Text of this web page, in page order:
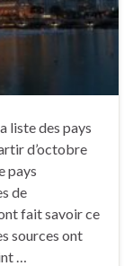
liste des pays
d’octobre
pays
de
fait savoir ce
sources ont
…